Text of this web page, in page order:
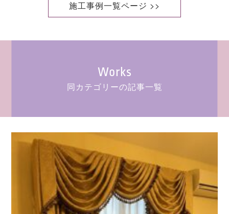
施工事例一覧ページ >>
Works
同カテゴリーの記事一覧